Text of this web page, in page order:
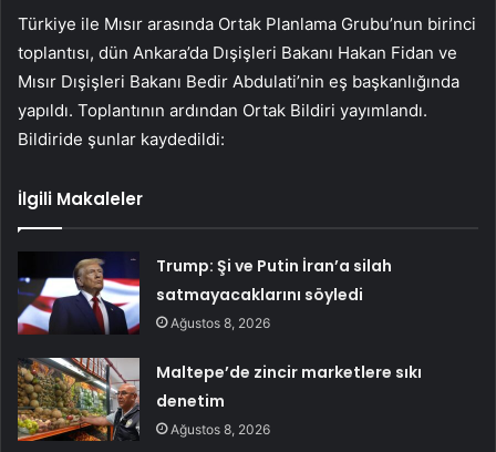
Türkiye ile Mısır arasında Ortak Planlama Grubu’nun birinci
toplantısı, dün Ankara’da Dışişleri Bakanı Hakan Fidan ve
Mısır Dışişleri Bakanı Bedir Abdulati’nin eş başkanlığında
yapıldı. Toplantının ardından Ortak Bildiri yayımlandı.
Bildiride şunlar kaydedildi:
İlgili Makaleler
Trump: Şi ve Putin İran’a silah
satmayacaklarını söyledi
Ağustos 8, 2026
Maltepe’de zincir marketlere sıkı
denetim
Ağustos 8, 2026